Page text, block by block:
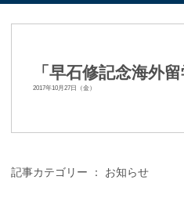
「早石修記念海外
2017年10月27日（金）
記事カテゴリー ： お知らせ
公益社団法人日本生化学会